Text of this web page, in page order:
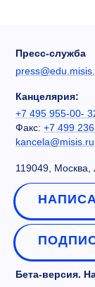
Пресс-служба
Канцелярия:
+7 495 955-00-
Факс: +7 499
kancela@misis.ru
119049, Москва,
Бета-версия.